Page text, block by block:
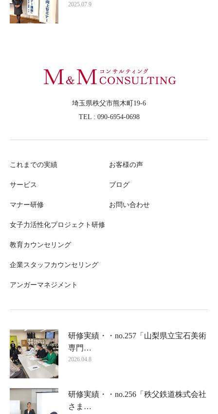
2025.07.9
埼玉県秩父市熊木町19-6
TEL : 090-6954-0698
これまでの実績
サービス
マナー研修
女子力活性化プロジェクト研修
教育カウンセリング
企業スタッフカウンセリング
アンガーマネジメント
お客様の声
ブログ
お問い合わせ
研修実績・・no.257「山梨県立宝石美術
専門…
2026.04.8
研修実績・・no.256「秩父鉄道株式会社
さま…